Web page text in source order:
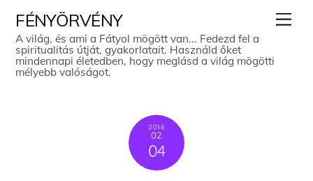
content
FÉNYÖRVÉNY
A világ, és ami a Fátyol mögött van... Fedezd fel a
spiritualitás útját, gyakorlatait. Használd őket
mindennapi életedben, hogy meglásd a világ mögötti
mélyebb valóságot.
2016
02
04